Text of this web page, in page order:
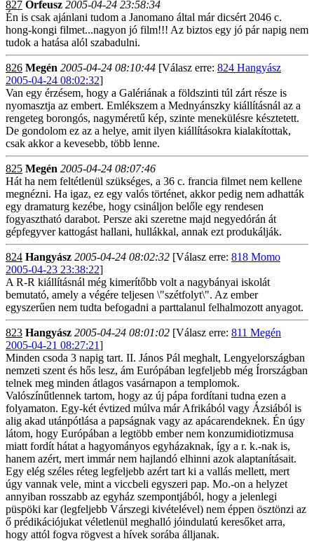
827 Orfeusz 2005-04-24 23:58:34
Én is csak ajánlani tudom a Janomano által már dicsért 2046 c.
hong-kongi filmet...nagyon jó film!!! Az biztos egy jó pár napig nem
tudok a hatása alól szabadulni.
826 Megén 2005-04-24 08:10:44 [Válasz erre: 824 Hangyász
2005-04-24 08:02:32]
Van egy érzésem, hogy a Galériának a földszinti túl zárt része is
nyomasztja az embert. Emlékszem a Mednyánszky kiállításnál az a
rengeteg borongós, nagyméretű kép, szinte menekülésre késztetett.
De gondolom ez az a helye, amit ilyen kiállításokra kialakítottak,
csak akkor a kevesebb, több lenne.
825 Megén 2005-04-24 08:07:46
Hát ha nem feltétlenül szükséges, a 36 c. francia filmet nem kellene
megnézni. Ha igaz, ez egy valós történet, akkor pedig nem adhatták
egy dramaturg kezébe, hogy csináljon belőle egy rendesen
fogyasztható darabot. Persze aki szeretne majd negyedórán át
gépfegyver kattogást hallani, hullákkal, annak ezt produkálják.
824 Hangyász 2005-04-24 08:02:32 [Válasz erre: 818 Momo
2005-04-23 23:38:22]
A R-R kiállításnál még kimerítőbb volt a nagybányai iskolát
bemutató, amely a végére teljesen \"szétfolyt\". Az ember
egyszerűen nem tudta befogadni a parttalanul felhalmozott anyagot.
823 Hangyász 2005-04-24 08:01:02 [Válasz erre: 811 Megén
2005-04-21 08:27:21]
Minden csoda 3 napig tart. II. János Pál meghalt, Lengyelországban
nemzeti szent és hős lesz, ám Európában legfeljebb még Írországban
telnek meg minden átlagos vasárnapon a templomok.
Valószínűtlennek tartom, hogy az új pápa fordítani tudna ezen a
folyamaton. Egy-két évtized múlva már Afrikából vagy Ázsiából is
alig akad utánpótlása a papságnak vagy az apácarendeknek. Én úgy
látom, hogy Európában a legtöbb ember nem konzumidiotizmusa
miatt fordít hátat a hagyományos egyházaknak, így a r. k.-nak is,
hanem azért, mert immár nem hajlandó elhinni azok alaptanításait.
Egy elég széles réteg legfeljebb azért tart ki a vallás mellett, mert
úgy vannak vele, mint a viccbeli egyszeri pap. Mo.-on a helyzet
annyiban rosszabb az egyház szempontjából, hogy a jelenlegi
püspöki kar (legfeljebb Várszegi kivételével) nem éppen ösztönzi az
ő prédikációjukat véletlenül meghalló jóindulatú keresőket arra,
hogy attól fogva rögvest a hívek sorába álljanak.